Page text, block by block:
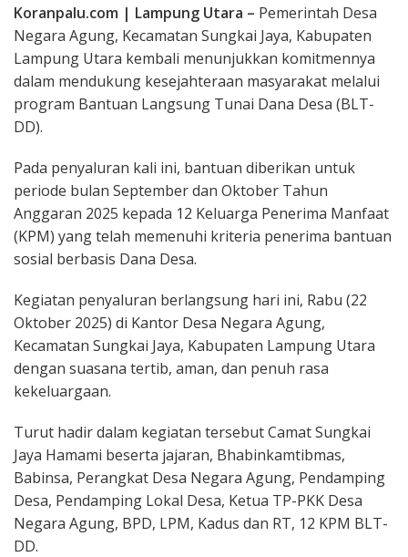
Koranpalu.com | Lampung Utara – Pemerintah Desa
Negara Agung, Kecamatan Sungkai Jaya, Kabupaten
Lampung Utara kembali menunjukkan komitmennya
dalam mendukung kesejahteraan masyarakat melalui
program Bantuan Langsung Tunai Dana Desa (BLT-
DD).
Pada penyaluran kali ini, bantuan diberikan untuk
periode bulan September dan Oktober Tahun
Anggaran 2025 kepada 12 Keluarga Penerima Manfaat
(KPM) yang telah memenuhi kriteria penerima bantuan
sosial berbasis Dana Desa.
Kegiatan penyaluran berlangsung hari ini, Rabu (22
Oktober 2025) di Kantor Desa Negara Agung,
Kecamatan Sungkai Jaya, Kabupaten Lampung Utara
dengan suasana tertib, aman, dan penuh rasa
kekeluargaan.
Turut hadir dalam kegiatan tersebut Camat Sungkai
Jaya Hamami beserta jajaran, Bhabinkamtibmas,
Babinsa, Perangkat Desa Negara Agung, Pendamping
Desa, Pendamping Lokal Desa, Ketua TP-PKK Desa
Negara Agung, BPD, LPM, Kadus dan RT, 12 KPM BLT-
DD.